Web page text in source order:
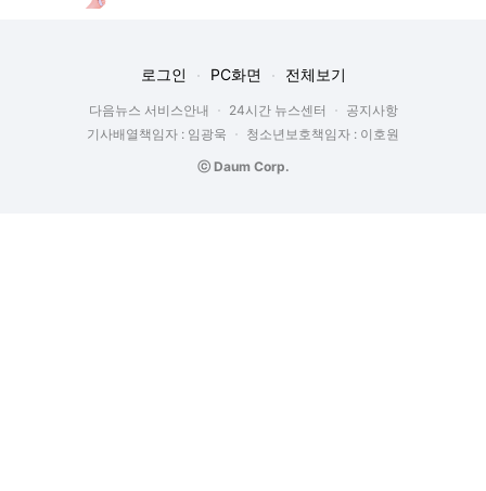
로그인 PC화면 전체보기
다음뉴스 서비스안내 24시간 뉴스센터
공지사항
기사배열책임자 : 임광욱
청소년보호책임자 : 이호원
ⓒ Daum Corp.